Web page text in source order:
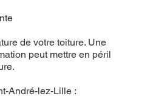
de votre toiture. Une
peut mettre en péril
André-lez-Lille :